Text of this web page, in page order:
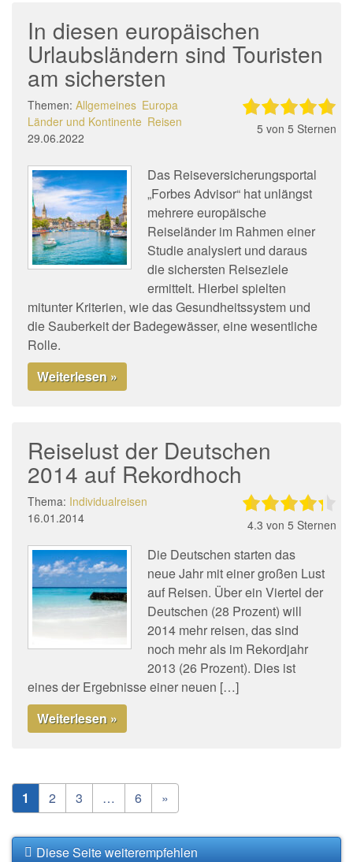
In diesen europäischen
Urlaubsländern sind Touristen
am sichersten
Themen: Allgemeines Europa
Länder und Kontinente Reisen
29.06.2022
5 von 5 Sternen
Das Reiseversicherungsportal
„Forbes Advisor“ hat unlängst
mehrere europäische
Reiseländer im Rahmen einer
Studie analysiert und daraus
die sichersten Reiseziele
ermittelt. Hierbei spielten
mitunter Kriterien, wie das Gesundheitssystem und
die Sauberkeit der Badegewässer, eine wesentliche
Rolle.
Weiterlesen »
Reiselust der Deutschen
2014 auf Rekordhoch
Thema: Individualreisen
16.01.2014
4.3 von 5 Sternen
Die Deutschen starten das
neue Jahr mit einer großen Lust
auf Reisen. Über ein Viertel der
Deutschen (28 Prozent) will
2014 mehr reisen, das sind
noch mehr als im Rekordjahr
2013 (26 Prozent). Dies ist
eines der Ergebnisse einer neuen […]
Weiterlesen »
1 2 3 … 6 »
Diese Seite weiterempfehlen